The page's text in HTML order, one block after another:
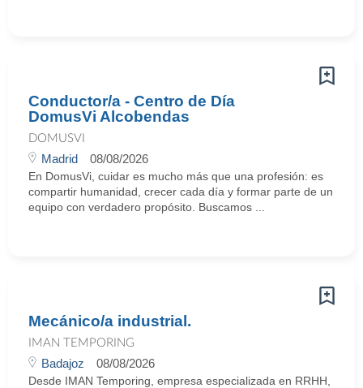
Conductor/a - Centro de Día
DomusVi Alcobendas
DOMUSVI
Madrid 08/08/2026
En DomusVi, cuidar es mucho más que una profesión: es
compartir humanidad, crecer cada día y formar parte de un
equipo con verdadero propósito. Buscamos ...
Mecánico/a industrial.
IMAN TEMPORING
Badajoz 08/08/2026
Desde IMAN Temporing, empresa especializada en RRHH,